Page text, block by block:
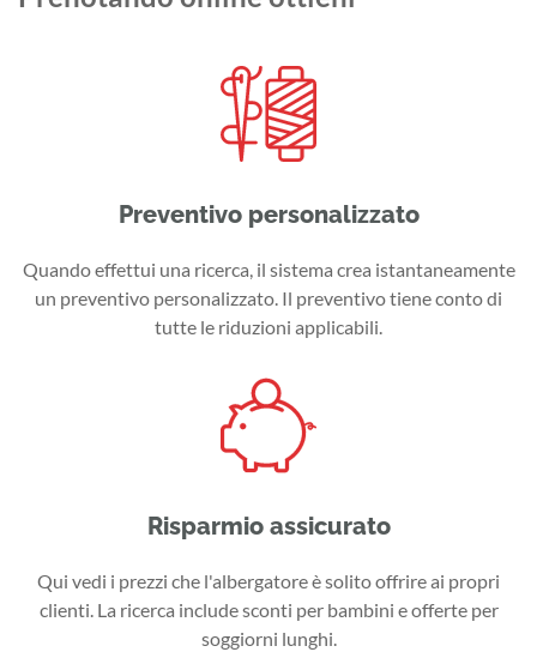
Preventivo personalizzato
Quando effettui una ricerca, il sistema crea istantaneamente
un preventivo personalizzato. Il preventivo tiene conto di
tutte le riduzioni applicabili.
Risparmio assicurato
Qui vedi i prezzi che l'albergatore è solito offrire ai propri
clienti. La ricerca include sconti per bambini e offerte per
soggiorni lunghi.